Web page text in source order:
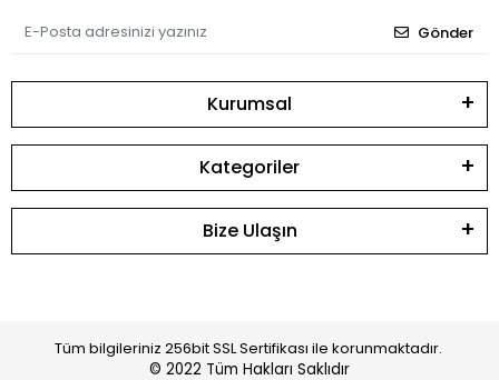
Gönder
Kurumsal
Kategoriler
Bize Ulaşın
Tüm bilgileriniz 256bit SSL Sertifikası ile korunmaktadır.
© 2022 Tüm Hakları Saklıdır